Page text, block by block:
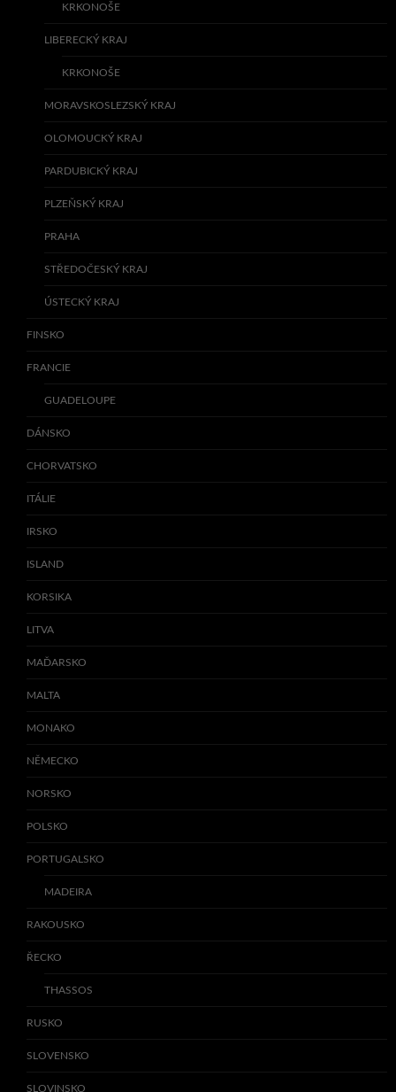
KRKONOŠE
LIBERECKÝ KRAJ
KRKONOŠE
MORAVSKOSLEZSKÝ KRAJ
OLOMOUCKÝ KRAJ
PARDUBICKÝ KRAJ
PLZEŇSKÝ KRAJ
PRAHA
STŘEDOČESKÝ KRAJ
ÚSTECKÝ KRAJ
FINSKO
FRANCIE
GUADELOUPE
DÁNSKO
CHORVATSKO
ITÁLIE
IRSKO
ISLAND
KORSIKA
LITVA
MAĎARSKO
MALTA
MONAKO
NĚMECKO
NORSKO
POLSKO
PORTUGALSKO
MADEIRA
RAKOUSKO
ŘECKO
THASSOS
RUSKO
SLOVENSKO
SLOVINSKO